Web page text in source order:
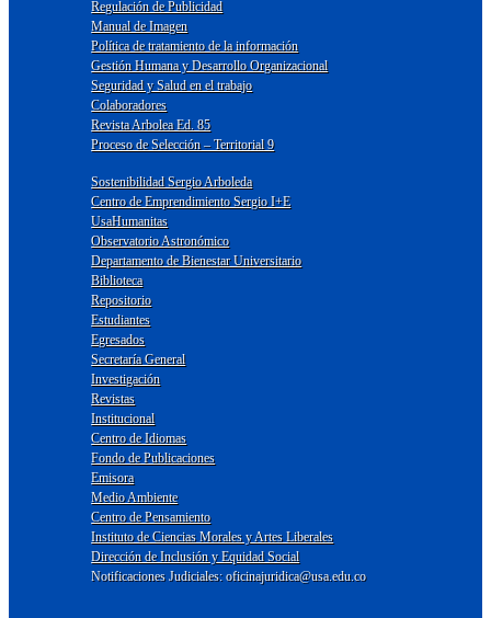
Regulación de Publicidad
Manual de Imagen
Política de tratamiento de la información
Gestión Humana y Desarrollo Organizacional
Seguridad y Salud en el trabajo
Colaboradores
Revista Arbolea Ed. 85
Proceso de Selección – Territorial 9
Sostenibilidad Sergio Arboleda
Centro de Emprendimiento Sergio I+E
UsaHumanitas
Observatorio Astronómico
Departamento de Bienestar Universitario
Biblioteca
Repositorio
Estudiantes
Egresados
Secretaría General
Investigación
Revistas
Institucional
Centro de Idiomas
Fondo de Publicaciones
Emisora
Medio Ambiente
Centro de Pensamiento
Instituto de Ciencias Morales y Artes Liberales
Dirección de Inclusión y Equidad Social
Notificaciones Judiciales: oficinajuridica@usa.edu.co